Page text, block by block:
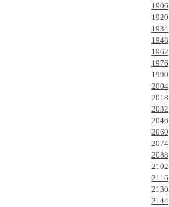
1906
1920
1934
1948
1962
1976
1990
2004
2018
2032
2046
2060
2074
2088
2102
2116
2130
2144